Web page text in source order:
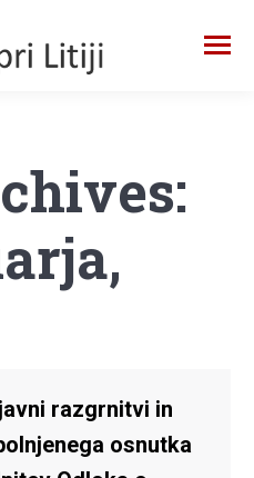
razgrnitvi in
osnutka